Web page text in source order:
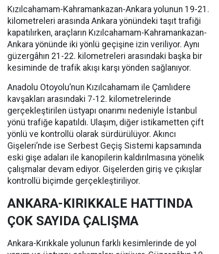
Kızılcahamam-Kahramankazan-Ankara yolunun 19-21.
kilometreleri arasında Ankara yönündeki taşıt trafiği
kapatılırken, araçların Kızılcahamam-Kahramankazan-
Ankara yönünde iki yönlü geçişine izin veriliyor. Aynı
güzergâhın 21-22. kilometreleri arasındaki başka bir
kesiminde de trafik akışı karşı yönden sağlanıyor.
Anadolu Otoyolu’nun Kızılcahamam ile Çamlıdere
kavşakları arasındaki 7-12. kilometrelerinde
gerçekleştirilen üstyapı onarımı nedeniyle İstanbul
yönü trafiğe kapatıldı. Ulaşım, diğer istikametten çift
yönlü ve kontrollü olarak sürdürülüyor. Akıncı
Gişeleri’nde ise Serbest Geçiş Sistemi kapsamında
eski gişe adaları ile kanopilerin kaldırılmasına yönelik
çalışmalar devam ediyor. Gişelerden giriş ve çıkışlar
kontrollü biçimde gerçekleştiriliyor.
ANKARA-KIRIKKALE HATTINDA
ÇOK SAYIDA ÇALIŞMA
Ankara-Kırıkkale yolunun farklı kesimlerinde de yol